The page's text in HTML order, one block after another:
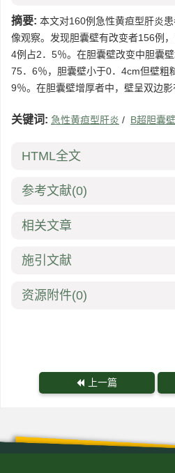
摘要: 本文对160例急性黄疸型肝炎
像观察。发现胆囊壁有改变者156例
4例占2．5％。在胆囊壁改变中胆囊
75．6％，胆囊壁小于0．4cm但壁粗
9％。在胆囊壁增厚者中，壁呈双边影
关键词: 急性黄疸型肝炎 / B超胆囊
HTML全文
参考文献(0)
相关文章
施引文献
资源附件(0)
上一篇